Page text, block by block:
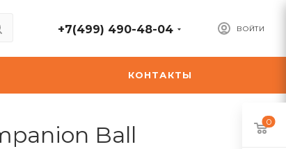
ВОЙТИ
+7(499) 490-48-04
КОНТАКТЫ
Ball 0